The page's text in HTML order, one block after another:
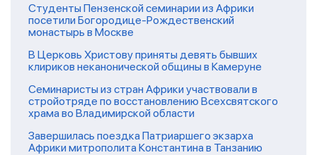
Студенты Пензенской семинарии из Африки
посетили Богородице-Рождественский
монастырь в Москве
В Церковь Христову приняты девять бывших
клириков неканонической общины в Камеруне
Семинаристы из стран Африки участвовали в
стройотряде по восстановлению Всехсвятского
храма во Владимирской области
Завершилась поездка Патриаршего экзарха
Африки митрополита Константина в Танзанию